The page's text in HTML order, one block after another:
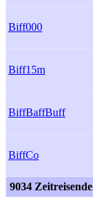
Biff000
Biff15m
BiffBaffBuff
BiffCo
9034 Zeitreisende